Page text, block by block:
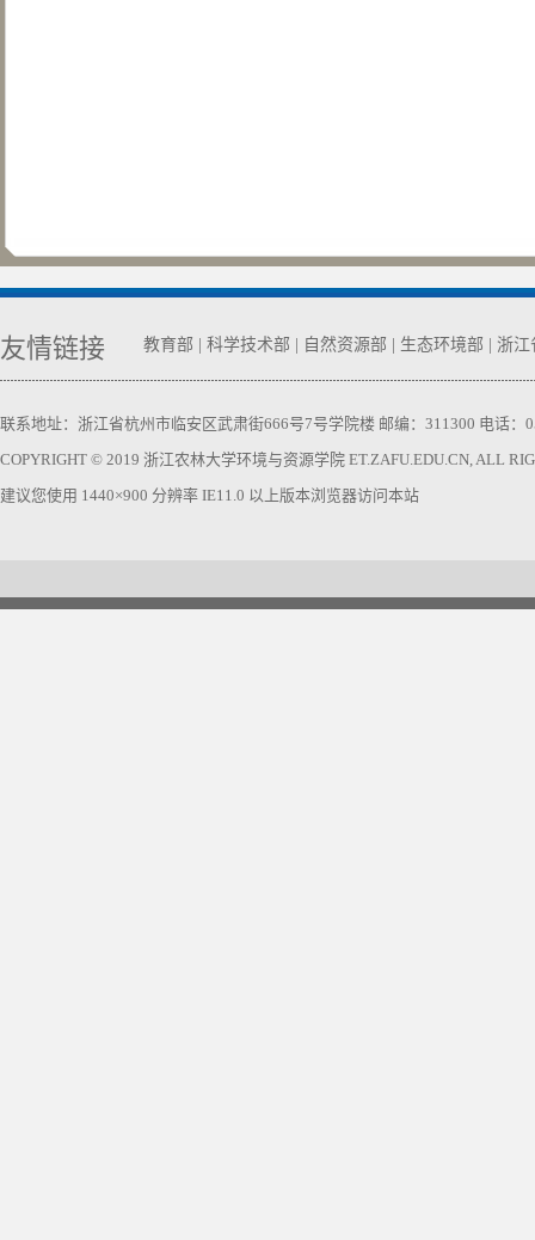
友情链接 教育部 科学技术部 自然资源部 生态环境部 浙江
联系地址：浙江省杭州市临安区武肃街666号7号学院楼 邮编：311300 电话：
COPYRIGHT © 2019 浙江农林大学环境与资源学院 ET.ZAFU.EDU.CN, ALL
建议您使用 1440×900 分辨率 IE11.0 以上版本浏览器访问本站